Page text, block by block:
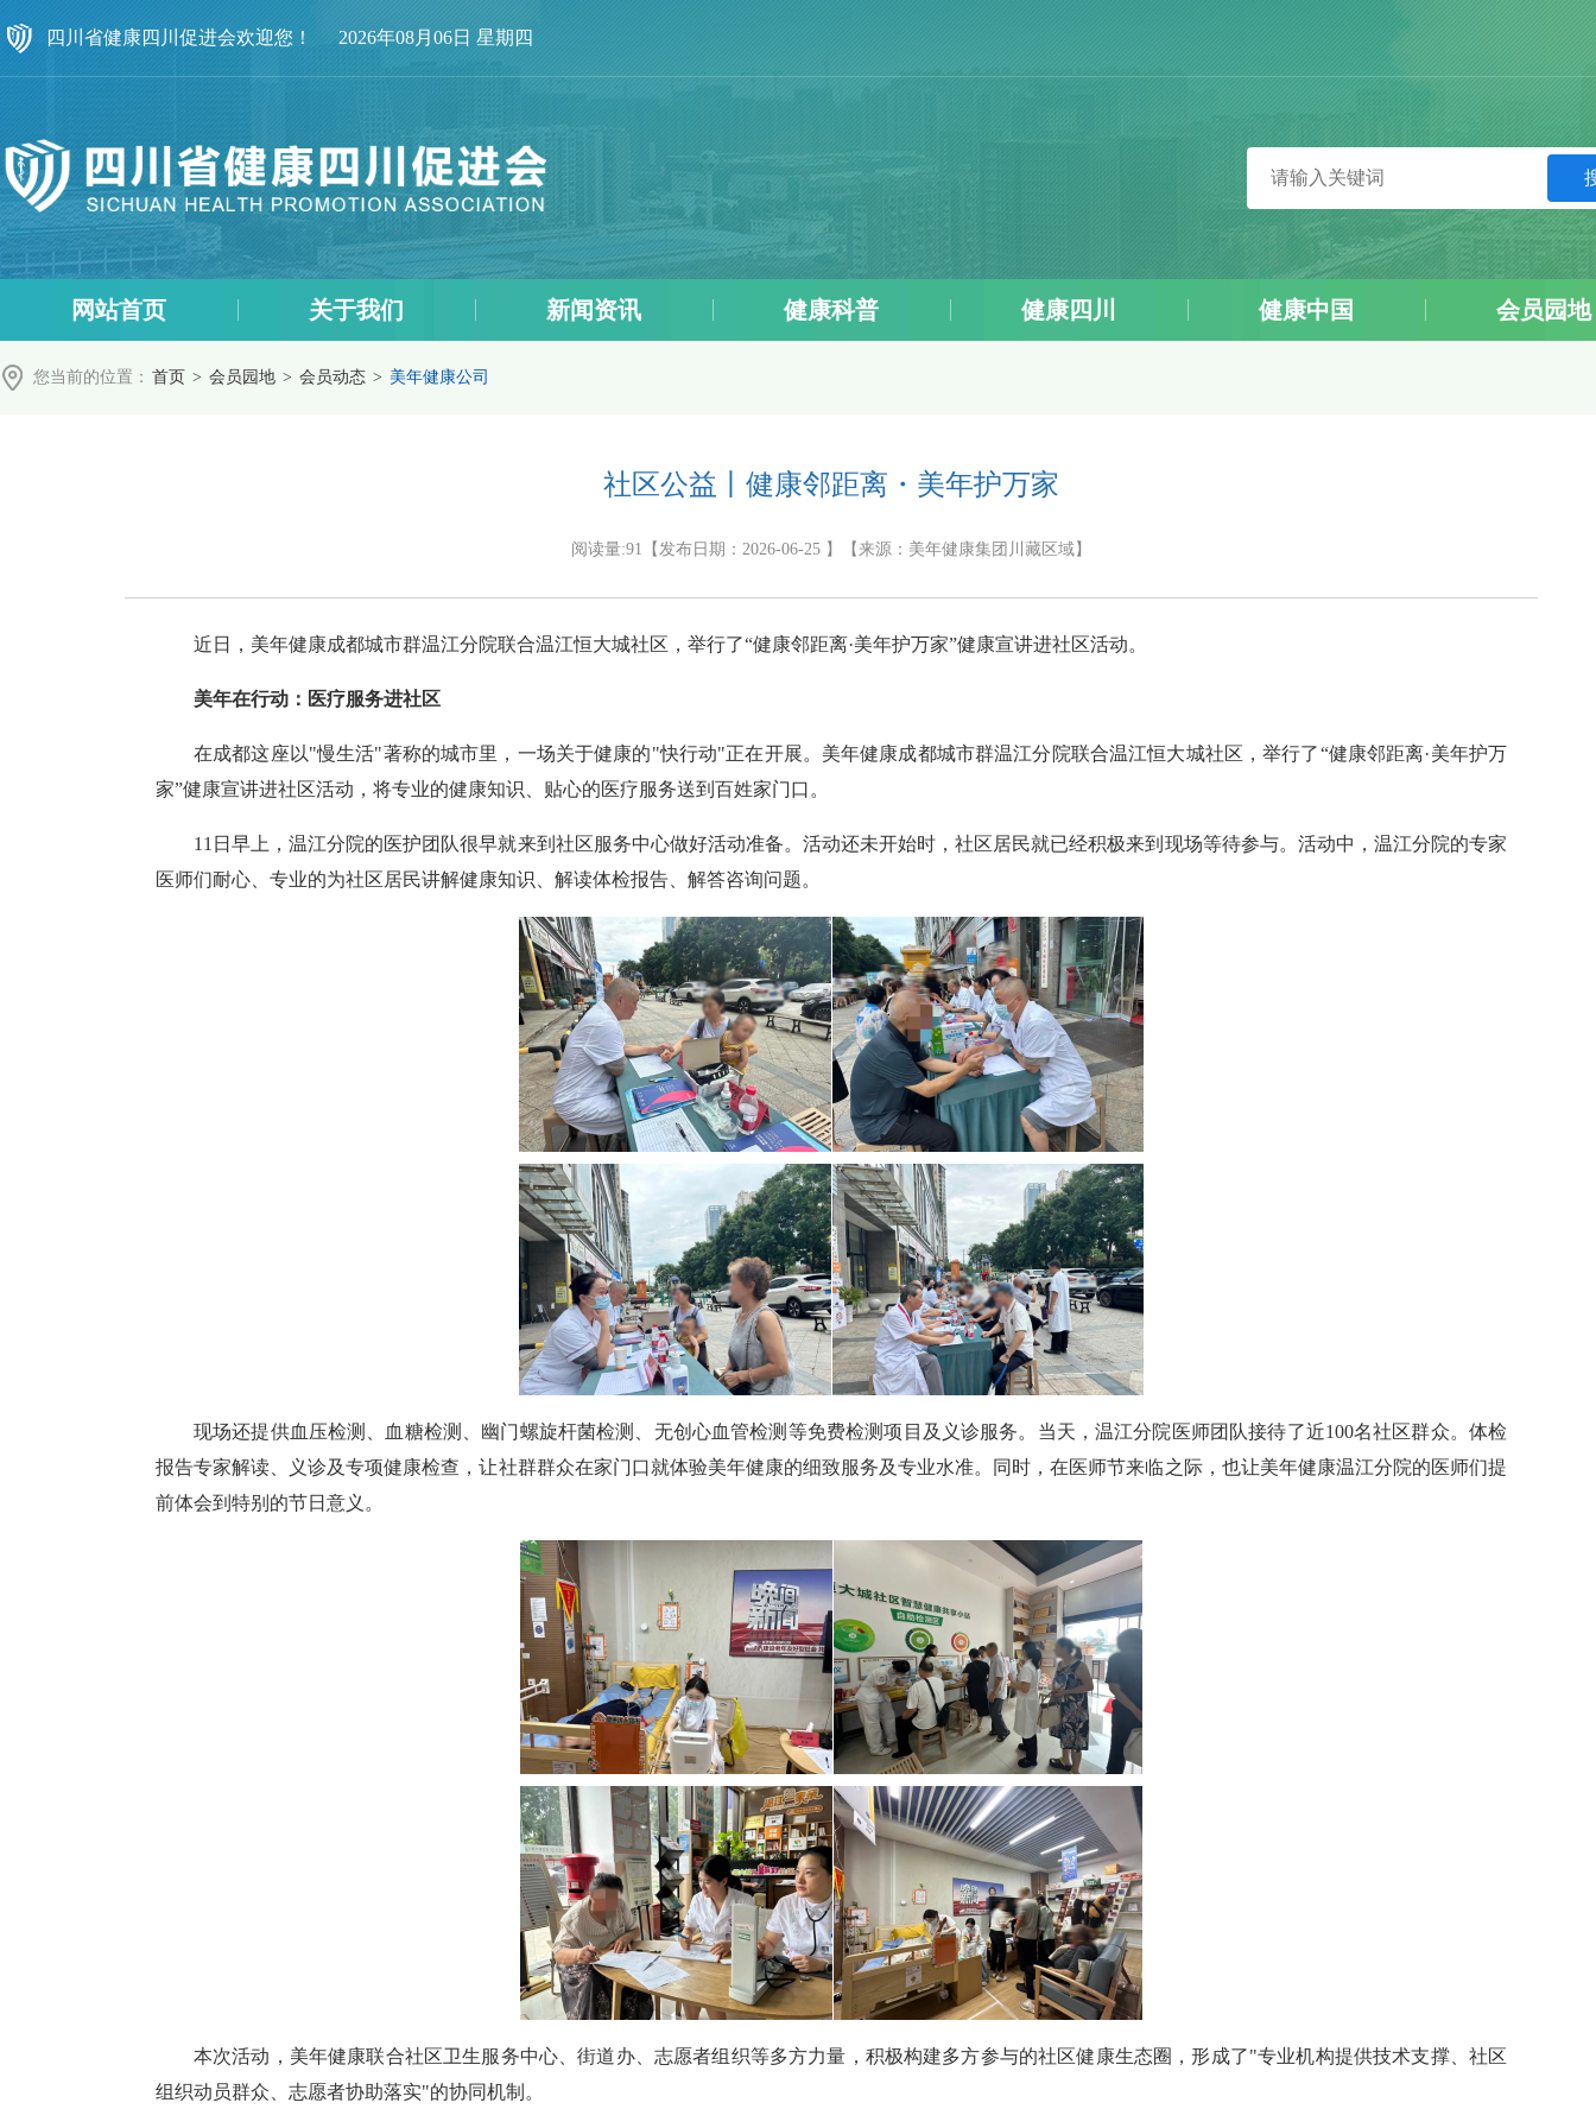
四川省健康四川促进会欢迎您！ 2026年08月06日 星期四
网站首页 关于我们 新闻资讯 健康科普 健康四川 健康中国 会员园地
您当前的位置： 首页 > 会员园地 > 会员动态 > 美年健康公司
社区公益丨健康邻距离・美年护万家
阅读量:91 【发布日期：2026-06-25 】 【来源： 美年健康集团川藏区域 】
近日，美年健康成都城市群温江分院联合温江恒大城社区，举行了“健康邻距离·美年护万家”健康宣讲进社区活动。
美年在行动：医疗服务进社区
在成都这座以"慢生活"著称的城市里，一场关于健康的"快行动"正在开展。美年健康成都城市群温江分院联合温江恒大城社区，举行了“健康邻距离·美年护万
家”健康宣讲进社区活动，将专业的健康知识、贴心的医疗服务送到百姓家门口。
11日早上，温江分院的医护团队很早就来到社区服务中心做好活动准备。活动还未开始时，社区居民就已经积极来到现场等待参与。活动中，温江分院的专家
医师们耐心、专业的为社区居民讲解健康知识、解读体检报告、解答咨询问题。
现场还提供血压检测、血糖检测、幽门螺旋杆菌检测、无创心血管检测等免费检测项目及义诊服务。当天，温江分院医师团队接待了近100名社区群众。体检
报告专家解读、义诊及专项健康检查，让社群群众在家门口就体验美年健康的细致服务及专业水准。同时，在医师节来临之际，也让美年健康温江分院的医师们提
前体会到特别的节日意义。
本次活动，美年健康联合社区卫生服务中心、街道办、志愿者组织等多方力量，积极构建多方参与的社区健康生态圈，形成了"专业机构提供技术支撑、社区
组织动员群众、志愿者协助落实"的协同机制。